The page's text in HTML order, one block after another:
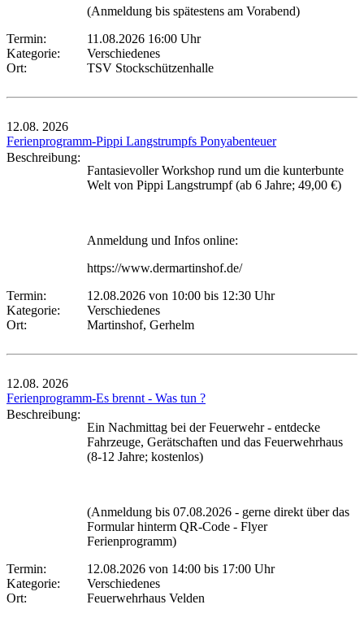
(Anmeldung bis spätestens am Vorabend)
Termin:
11.08.2026 16:00 Uhr
Kategorie:
Verschiedenes
Ort:
TSV Stockschützenhalle
12.08. 2026
Ferienprogramm-Pippi Langstrumpfs Ponyabenteuer
Beschreibung:
Fantasievoller Workshop rund um die kunterbunte
Welt von Pippi Langstrumpf (ab 6 Jahre; 49,00 €)
Anmeldung und Infos online:
https://www.dermartinshof.de/
Termin:
12.08.2026 von 10:00 bis 12:30 Uhr
Kategorie:
Verschiedenes
Ort:
Martinshof, Gerhelm
12.08. 2026
Ferienprogramm-Es brennt - Was tun ?
Beschreibung:
Ein Nachmittag bei der Feuerwehr - entdecke
Fahrzeuge, Gerätschaften und das Feuerwehrhaus
(8-12 Jahre; kostenlos)
(Anmeldung bis 07.08.2026 - gerne direkt über das
Formular hinterm QR-Code - Flyer
Ferienprogramm)
Termin:
12.08.2026 von 14:00 bis 17:00 Uhr
Kategorie:
Verschiedenes
Ort:
Feuerwehrhaus Velden